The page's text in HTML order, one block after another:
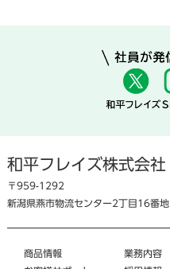
和平フレイズ株式会社
〒959-1292
新潟県燕市物流センター2丁目16番地
商品情報
業務内容